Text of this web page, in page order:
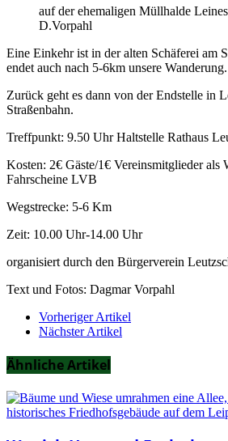
auf der ehemaligen Müllhalde
D.Vorpahl
Eine Einkehr ist in der alten Schäferei am
endet auch nach 5-6km unsere Wanderung.
Zurück geht es dann von der Endstelle in
Straßenbahn.
Treffpunkt: 9.50 Uhr Haltstelle Rathaus
Kosten: 2€ Gäste/1€ Vereinsmitglieder als
Fahrscheine LVB
Wegstrecke: 5-6 Km
Zeit: 10.00 Uhr-14.00 Uhr
organisiert durch den Bürgerverein
Text und Fotos: Dagmar Vorpahl
Vorheriger Artikel
Nächster Artikel
Ähnliche Artikel